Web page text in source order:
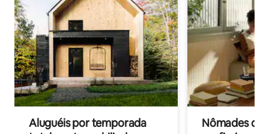
Aluguéis por temporada
Nômades